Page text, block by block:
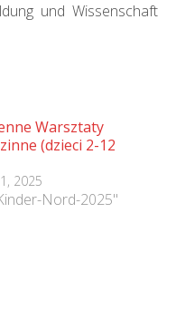
und Wissenschaft
Warsztaty
(dzieci 2-12
2025
Nord-2025"